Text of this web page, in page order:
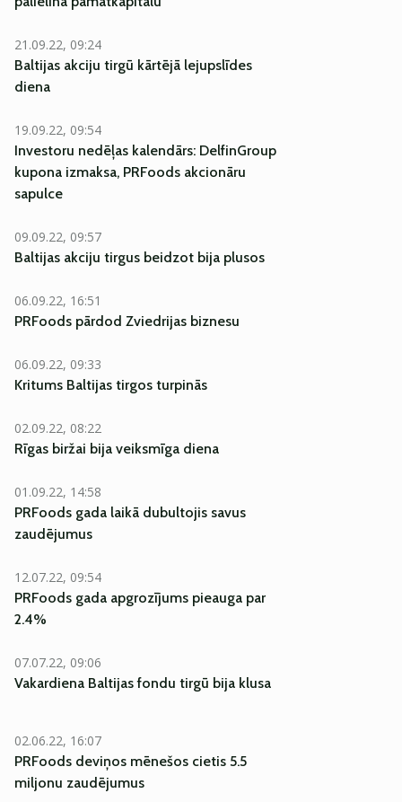
21.09.22, 09:24
Baltijas akciju tirgū kārtējā lejupslīdes
diena
19.09.22, 09:54
Investoru nedēļas kalendārs: DelfinGroup
kupona izmaksa, PRFoods akcionāru
sapulce
09.09.22, 09:57
Baltijas akciju tirgus beidzot bija plusos
06.09.22, 16:51
PRFoods pārdod Zviedrijas biznesu
06.09.22, 09:33
Kritums Baltijas tirgos turpinās
02.09.22, 08:22
Rīgas biržai bija veiksmīga diena
01.09.22, 14:58
PRFoods gada laikā dubultojis savus
zaudējumus
12.07.22, 09:54
PRFoods gada apgrozījums pieauga par
2.4%
07.07.22, 09:06
Vakardiena Baltijas fondu tirgū bija klusa
02.06.22, 16:07
PRFoods deviņos mēnešos cietis 5.5
miljonu zaudējumus